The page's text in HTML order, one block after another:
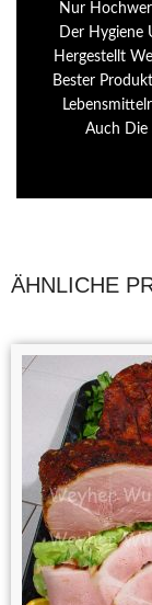
Nur
Der Hygiene
Hergestellt
Bester
Auch Die
ÄHNLICHE